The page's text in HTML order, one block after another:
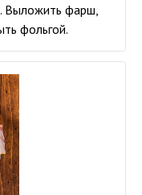
Выложить фарш,
фольгой.